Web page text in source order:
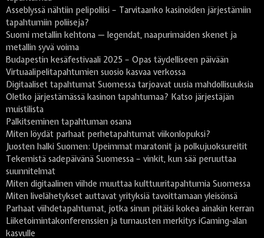
Asseblyssä nähtiin pelipoliisi – Tarvitaanko kasinoiden järjestämiin
tapahtumiin poliiseja?
Suomi metallin kehtona — legendat, naapurimaiden skenet ja
metallin syvä voima
Budapestin kesäfestivaali 2025 – Opas täydelliseen päivään
Virtuaalipelitapahtumien suosio kasvaa verkossa
Digitaaliset tapahtumat Suomessa tarjoavat uusia mahdollisuuksia
Oletko järjestämässä kasinon tapahtumaa? Katso järjestäjän
muistilista
Palkitseminen tapahtuman osana
Miten löydät parhaat perhetapahtumat viikonlopuksi?
Juosten halki Suomen: Upeimmat maratonit ja polkujuoksureitit
Tekemistä sadepäivänä Suomessa – vinkit, kun sää peruuttaa
suunnitelmat
Miten digitaalinen viihde muuttaa kulttuuritapahtumia Suomessa
Miten livelähetykset auttavat yrityksiä tavoittamaan yleisönsä
Parhaat viihdetapahtumat, jotka sinun pitäisi kokea ainakin kerran
Liiketoimintakonferenssien ja turnausten merkitys iGaming-alan
kasvulle